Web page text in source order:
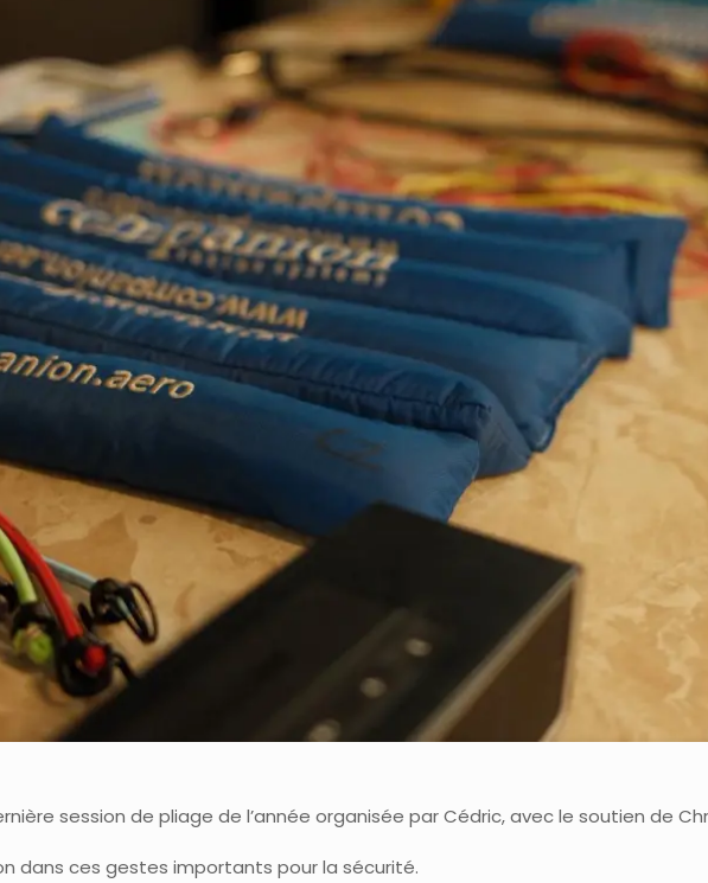
session de pliage de l’année organisée par Cédric, avec le soutien de
dans ces gestes importants pour la sécurité.